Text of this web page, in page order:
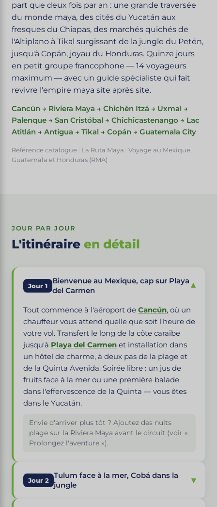
part que deux fois par an : une grande traversée
du monde maya, des cités du Yucatán aux
fresques du Chiapas, des marchés quichés de
l'Altiplano à Tikal surgissant de la jungle du Petén,
jusqu'à Copán, joyau du Honduras. Quinze jours
en petit groupe francophone — 14 voyageurs
maximum — avec un guide spécialiste qui fait
revivre l'empire maya site après site.
Cancún → Riviera Maya → Chichén Itzá → Uxmal →
Palenque → San Cristóbal → Chichicastenango → Lac
Atitlán → Antigua → Tikal → Copán → Guatemala City
Référence catalogue : La Ruta Maya : Voyage au Mexique,
Guatemala et Honduras (RMA)
JOUR PAR JOUR
L'itinéraire en détail
Jour 1
Bienvenue au Mexique, cap sur Playa
del Carmen
▾
Tout commence à l'aéroport de Cancún, où un
chauffeur vous attend quelle que soit l'heure de
votre vol. Transfert le long de la côte caraïbe
jusqu'à Playa del Carmen et installation dans
un hôtel de charme, à deux pas de la plage et
de la Quinta Avenida. Soirée libre : un jus de
fruits face à la mer ou une première balade
dans l'effervescence de la Quinta — vous êtes
dans le Yucatán.
Envie d'arriver plus tôt ? Ajoutez des nuits
plage sur la Riviera Maya avant le circuit (voir «
Prolongez l'aventure »).
Jour 2
Tulum face à la mer, Cobá dans la
jungle
▾